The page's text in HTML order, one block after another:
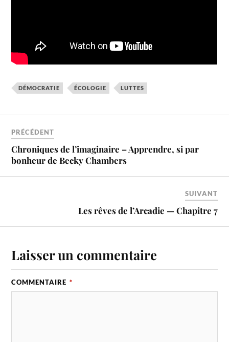
DÉMOCRATIE ÉCOLOGIE LUTTES
PRÉCÉDENT
Chroniques de l’imaginaire – Apprendre, si par
bonheur de Becky Chambers
SUIVANT
Les rêves de l’Arcadie — Chapitre 7
Laisser un commentaire
COMMENTAIRE *